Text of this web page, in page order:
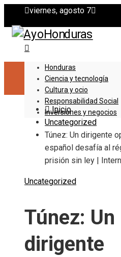
viernes, agosto 7
Honduras
Ciencia y tecnología
Cultura y ocio
Responsabilidad Social
Inversiones y negocios
Inicio
Uncategorized
Túnez: Un dirigente
español desafía al
prisión sin ley |
Uncategorized
Túnez: Un
dirigente